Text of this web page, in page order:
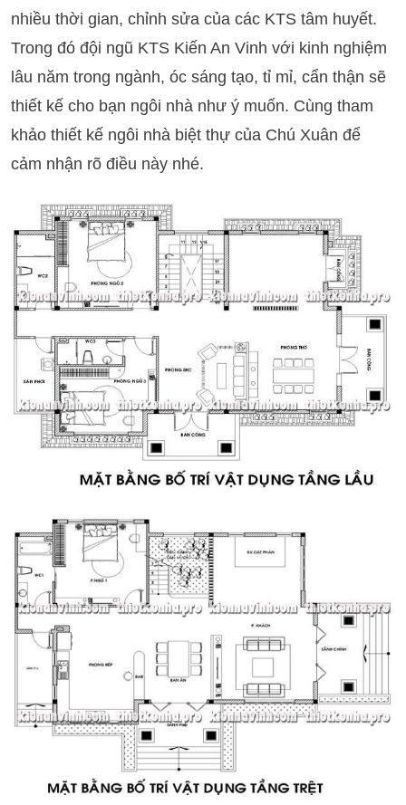
nhiều thời gian, chỉnh sửa của các KTS tâm huyết.
Trong đó đội ngũ KTS Kiến An Vinh với kinh nghiệm
lâu năm trong ngành, óc sáng tạo, tỉ mỉ, cẩn thận sẽ
thiết kế cho bạn ngôi nhà như ý muốn. Cùng tham
khảo thiết kế ngôi nhà biệt thự của Chú Xuân để
cảm nhận rõ điều này nhé.